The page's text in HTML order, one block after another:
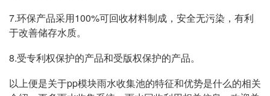
7.环保产品采用100%可回收材料制成，安全无污染，有利
于改善储存水质。
8.受专利权保护的产品和受版权保护的产品。
以上便是关于pp模块雨水收集池的特征和优势是什么的相关